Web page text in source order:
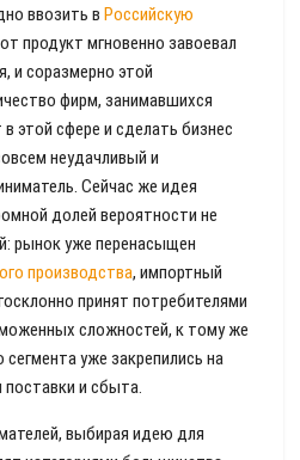
ввозить в Российскую
продукт мгновенно завоевал
и соразмерно этой
фирм, занимавшихся
этой сфере и сделать бизнес
неудачливый и
Сейчас же идея
долей вероятности не
рынок уже перенасыщен
производства, импортный
принят потребителями
сложностей, к тому же
уже закрепились на
и сбыта.
выбирая идею для